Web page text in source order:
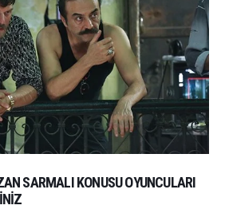
SARMALI KONUSU OYUNCULARI